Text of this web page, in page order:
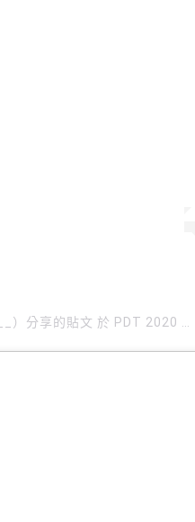
）分享的貼文 於 PDT 2020 年 7月 月 23 日 上午 5:39